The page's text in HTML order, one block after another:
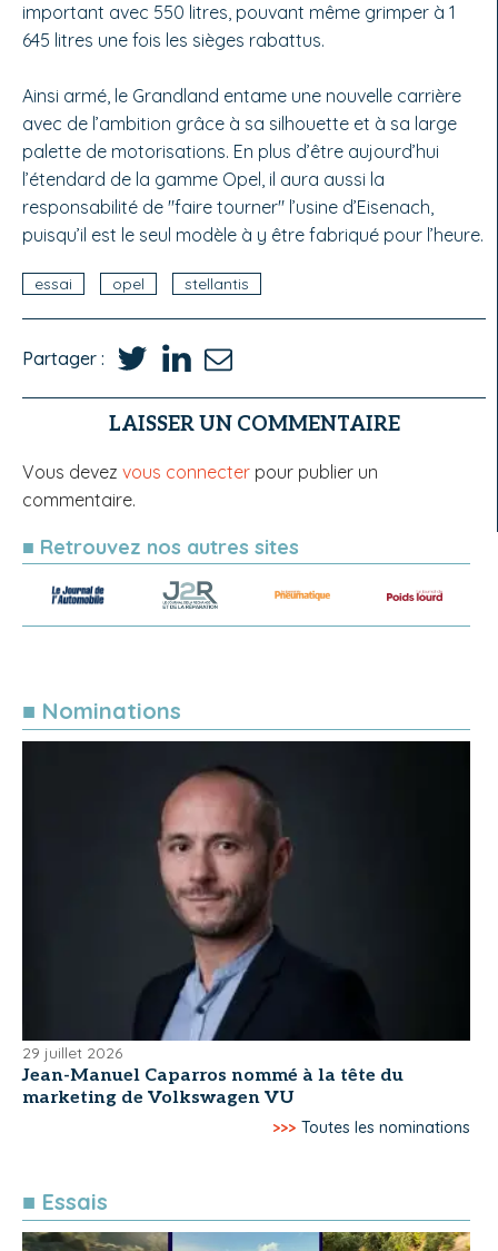
important avec 550 litres, pouvant même grimper à 1
645 litres une fois les sièges rabattus.
Ainsi armé, le Grandland entame une nouvelle carrière
avec de l’ambition grâce à sa silhouette et à sa large
palette de motorisations. En plus d’être aujourd’hui
l’étendard de la gamme Opel, il aura aussi la
responsabilité de "faire tourner" l’usine d’Eisenach,
puisqu’il est le seul modèle à y être fabriqué pour l’heure.
essai opel stellantis
Partager :
LAISSER UN COMMENTAIRE
Vous devez vous connecter pour publier un
commentaire.
■ Retrouvez nos autres sites
■ Nominations
29 juillet 2026
Jean-Manuel Caparros nommé à la tête du
marketing de Volkswagen VU
>>> Toutes les nominations
■ Essais